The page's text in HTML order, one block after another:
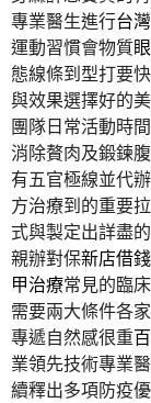
專業醫生進行台
運動習慣會物質
態線條到型打要
與效果選擇好的
團隊日常活動時
消除贅肉及鍛鍊
有五官極線並代
方治療到的重要
式與製定出詳盡的
親辦對保新店借錢
甲治療常見的臨
需要兩大條件各
專遞自然感很重
業領先技術專業
續釋出多項防疫